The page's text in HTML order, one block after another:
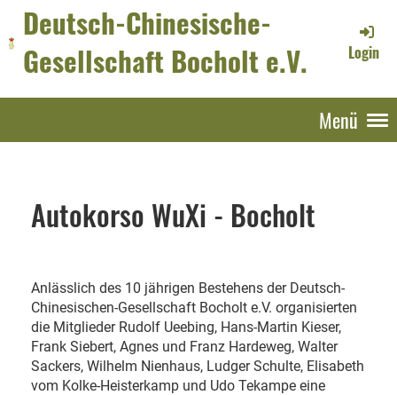
Deutsch-Chinesische-
Gesellschaft Bocholt e.V.
Login
Menü
Autokorso WuXi - Bocholt
Anlässlich des 10 jährigen Bestehens der Deutsch-
Chinesischen-Gesellschaft Bocholt e.V. organisierten
die Mitglieder Rudolf Ueebing, Hans-Martin Kieser,
Frank Siebert, Agnes und Franz Hardeweg, Walter
Sackers, Wilhelm Nienhaus, Ludger Schulte, Elisabeth
vom Kolke-Heisterkamp und Udo Tekampe eine